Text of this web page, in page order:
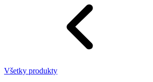
Všetky produkty